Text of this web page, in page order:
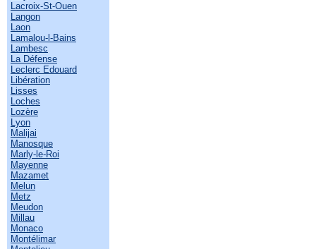
Lacroix-St-Ouen
Langon
Laon
Lamalou-l-Bains
Lambesc
La Défense
Leclerc Edouard
Libération
Lisses
Loches
Lozère
Lyon
Malijai
Manosque
Marly-le-Roi
Mayenne
Mazamet
Melun
Metz
Meudon
Millau
Monaco
Montélimar